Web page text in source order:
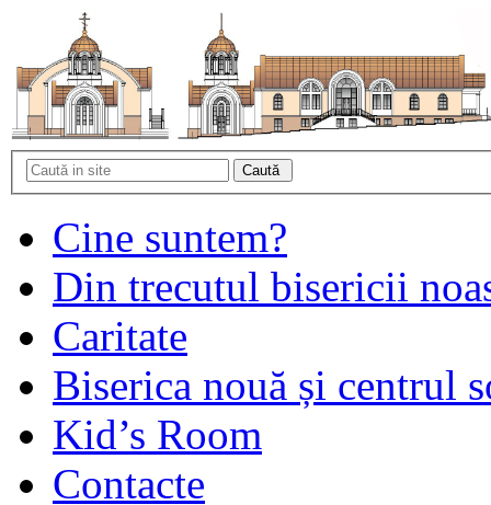
Cine suntem?
Din trecutul bisericii
Caritate
Biserica nouă și centrul
Kid’s Room
Contacte